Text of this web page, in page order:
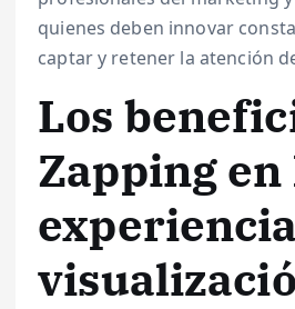
quienes deben innovar
captar y retener la atención
Los
Zapping en